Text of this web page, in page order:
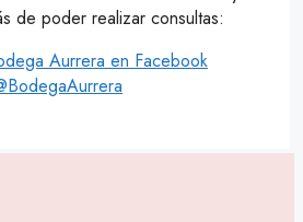
de poder realizar consultas:
Aurrera en Facebook